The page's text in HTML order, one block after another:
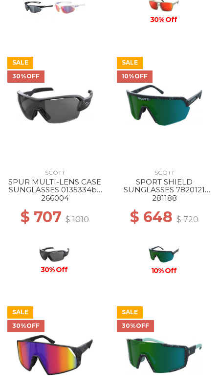
30% Off
SALE
30%OFF
SCOTT
SPUR MULTI-LENS CASE
SUNGLASSES 0135334bk
matt/gy clear rd
266004
$ 707 $ 1010
30% Off
SALE
10%OFF
SCOTT
SPORT SHIELD
SUNGLASSES 7820121
terrazzo white/green
281188
$ 648 $ 720
10% Off
SALE
30%OFF
SALE
30%OFF